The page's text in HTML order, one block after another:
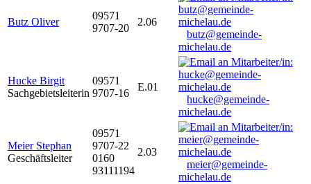
Butz Oliver
09571
9707-20
2.06
butz@gemeinde-
michelau.de
Hucke Birgit
Sachgebietsleiterin
09571
9707-16
E.01
hucke@gemeinde-
michelau.de
Meier Stephan
Geschäftsleiter
09571
9707-22
0160
93111194
2.03
meier@gemeinde-
michelau.de